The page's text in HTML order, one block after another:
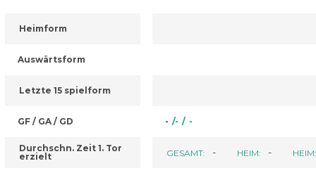
Heimform
Auswärtsform
Letzte 15 spielform
GF / GA / GD
Durchschn. Zeit 1. Tor
erzielt
- /- / -
GESAMT: - HEIM: - HEIM: